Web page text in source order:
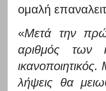
ομαλή
«Μετά την
αριθμός των
ικανοποιητικός.
λήψεις θα